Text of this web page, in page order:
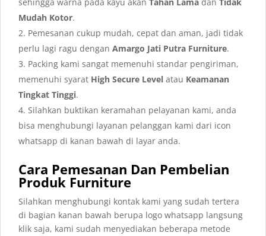
sehingga warna pada kayu akan Tahan Lama dan Tidak
Mudah Kotor.
Pemesanan cukup mudah, cepat dan aman, jadi tidak
perlu lagi ragu dengan Amargo Jati Putra Furniture.
Packing kami sangat memenuhi standar pengiriman,
memenuhi syarat High Secure Level atau Keamanan
Tingkat Tinggi.
Silahkan buktikan keramahan pelayanan kami, anda
bisa menghubungi layanan pelanggan kami dari icon
whatsapp di kanan bawah di layar anda.
Cara Pemesanan Dan Pembelian
Produk Furniture
Silahkan menghubungi kontak kami yang sudah tertera
di bagian kanan bawah berupa logo whatsapp langsung
klik saja, kami sudah menyediakan beberapa metode